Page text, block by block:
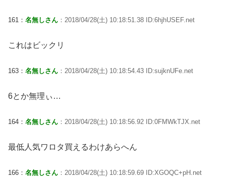
161： 名無しさん ：2018/04/28(土) 10:18:51.38 ID:6hjhUSEF.net
これはビックリ
163： 名無しさん ：2018/04/28(土) 10:18:54.43 ID:sujknUFe.net
6とか無理ぃ…
164： 名無しさん ：2018/04/28(土) 10:18:56.92 ID:0FMWkTJX.net
最低人気ワロタ買えるわけあらへん
166： 名無しさん ：2018/04/28(土) 10:18:59.69 ID:XGOQC+pH.net